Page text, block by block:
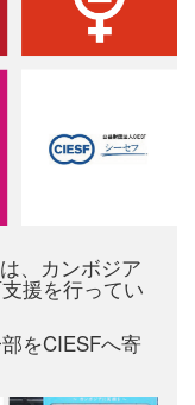
、カンボジア
援を行ってい
をCIESFへ寄